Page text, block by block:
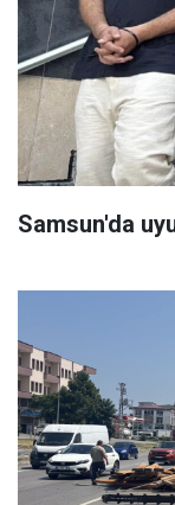
Samsun'da